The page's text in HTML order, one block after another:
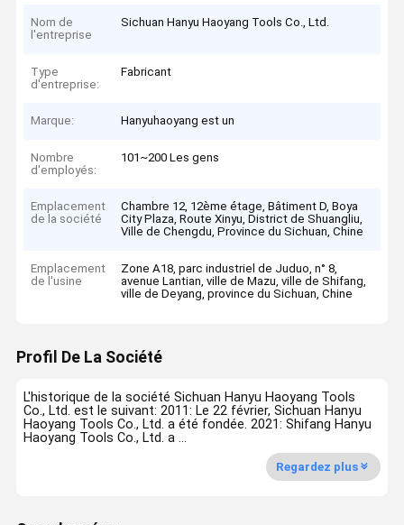
Nom de
l'entreprise
Sichuan Hanyu Haoyang Tools Co., Ltd.
Type
d'entreprise:
Fabricant
Marque: Hanyuhaoyang est un
Nombre
d'employés:
101~200 Les gens
Emplacement
de la société
Chambre 12, 12ème étage, Bâtiment D, Boya
City Plaza, Route Xinyu, District de Shuangliu,
Ville de Chengdu, Province du Sichuan, Chine
Emplacement
de l'usine
Zone A18, parc industriel de Juduo, n° 8,
avenue Lantian, ville de Mazu, ville de Shifang,
ville de Deyang, province du Sichuan, Chine
Profil De La Société
L'historique de la société Sichuan Hanyu Haoyang Tools
Co., Ltd. est le suivant: 2011: Le 22 février, Sichuan Hanyu
Haoyang Tools Co., Ltd. a été fondée. 2021: Shifang Hanyu
Haoyang Tools Co., Ltd. a ...
Regardez plus